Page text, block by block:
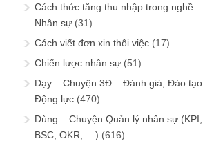
Cách thức tăng thu nhập trong nghề
Nhân sự (31)
Cách viết đơn xin thôi việc (17)
Chiến lược nhân sự (51)
Dạy – Chuyện 3Đ – Đánh giá, Đào tạo,
Động lực (470)
Dùng – Chuyện Quản lý nhân sự (KPI,
BSC, OKR, …) (616)